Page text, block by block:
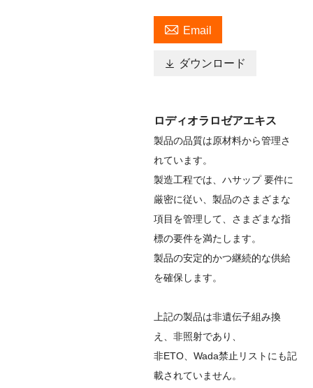
 Email
 ダウンロード
ロディオラロゼアエキス
製品の品質は原材料から管理さ
れています。
製造工程では、ハサップ 要件に
厳密に従い、製品のさまざまな
項目を管理して、さまざまな指
標の要件を満たします。
製品の安定的かつ継続的な供給
を確保します。
上記の製品は非遺伝子組み換
え、非照射であり、
非ETO、Wada禁止リストにも記
載されていません。